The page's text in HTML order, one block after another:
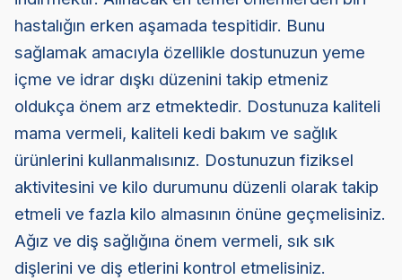
hastalığın erken aşamada tespitidir. Bunu
sağlamak amacıyla özellikle dostunuzun yeme
içme ve idrar dışkı düzenini takip etmeniz
oldukça önem arz etmektedir. Dostunuza kaliteli
mama vermeli, kaliteli kedi bakım ve sağlık
ürünlerini kullanmalısınız. Dostunuzun fiziksel
aktivitesini ve kilo durumunu düzenli olarak takip
etmeli ve fazla kilo almasının önüne geçmelisiniz.
Ağız ve diş sağlığına önem vermeli, sık sık
dişlerini ve diş etlerini kontrol etmelisiniz.